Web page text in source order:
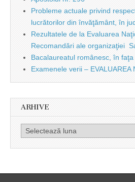
Probleme actuale privind
lucrătorilor din învăţământ, în
Rezultatele de la Evaluarea
Recomandări ale organizaţiei
Bacalaureatul românesc, în
Examenele verii – EVALUAREA
ARHIVE
Arhive